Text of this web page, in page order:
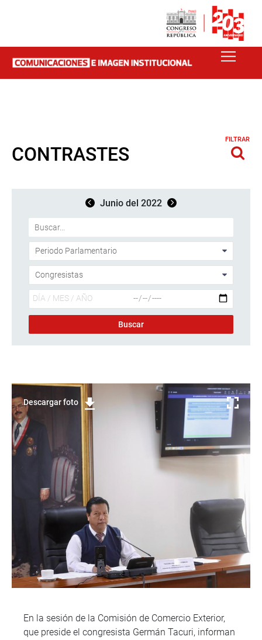
CONTRASTES
FILTRAR
Junio del 2022
Descargar foto
En la sesión de la Comisión de Comercio Exterior,
que preside el congresista Germán Tacuri, informan